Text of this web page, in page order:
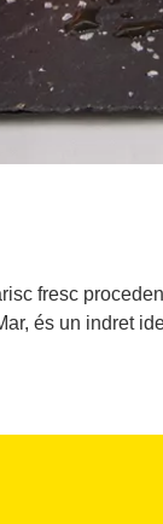
fresc
és un indret